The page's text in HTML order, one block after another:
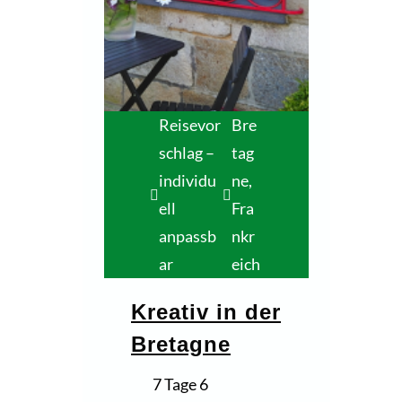
Reisevor
schlag –
individu
ell
anpassb
ar
Bre
tag
ne,
Fra
nkr
eich
Kreativ in der
Bretagne
7 Tage 6